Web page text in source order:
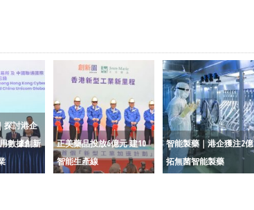
探討港企
數據創新
正美藥品投放6億元 建10
智能生產線
智能製藥｜港企獲注2億
拓無菌智能製藥